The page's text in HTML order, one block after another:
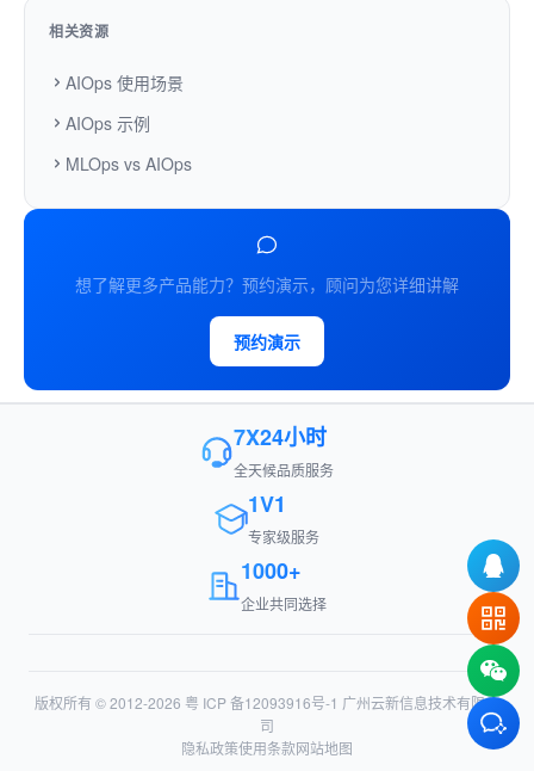
相关资源
AIOps 使用场景
AIOps 示例
MLOps vs AIOps
想了解更多产品能力？预约演示，顾问为您详细讲解
预约演示
7X24小时
全天候品质服务
1V1
专家级服务
1000+
企业共同选择
版权所有 © 2012-2026 粤 ICP 备12093916号-1 广州云新信息技术有限公
司
隐私政策使用条款网站地图